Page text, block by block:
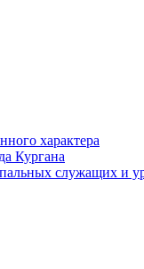
характера
Кургана
служащих и